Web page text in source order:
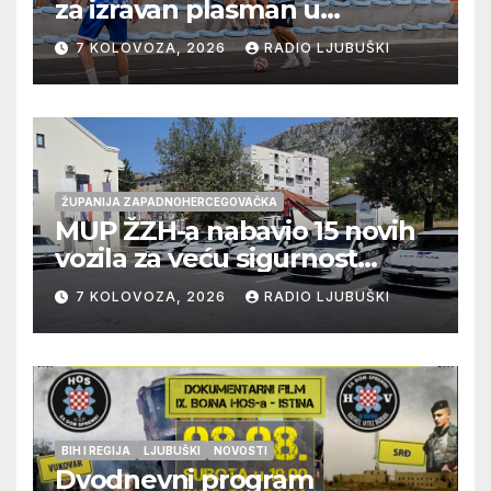
za izravan plasman u
četvrtfinale, Grab izborio
prolazak dalje, Klobuk ispao,
večeras počinje četvrtfinale
juniora
7 KOLOVOZA, 2026 RADIO LJUBUŠKI
ŽUPANIJA ZAPADNOHERCEGOVAČKA
MUP ŽZH-a nabavio 15 novih
vozila za veću sigurnost
građana i učinkovitiji rad
policije
7 KOLOVOZA, 2026 RADIO LJUBUŠKI
BIH I REGIJA LJUBUŠKI NOVOSTI
Dvodnevni program